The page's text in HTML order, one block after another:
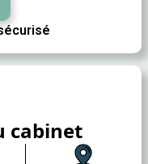
cabinet